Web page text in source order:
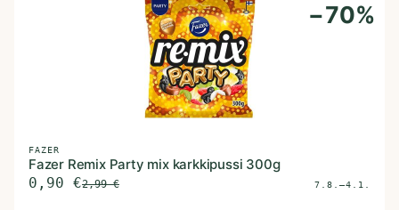
−70%
FAZER
Fazer Remix Party mix karkkipussi 300g
0,90 €2,99€ 7.8.–4.1.